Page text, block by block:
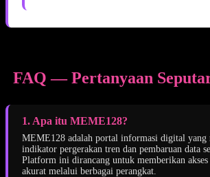
FAQ — Pertanyaan
1. Apa itu MEME128?
MEME128 adalah portal informasi digital yang
indikator pergerakan tren dan pembaruan data
Platform ini dirancang untuk memberikan
akurat melalui berbagai perangkat.